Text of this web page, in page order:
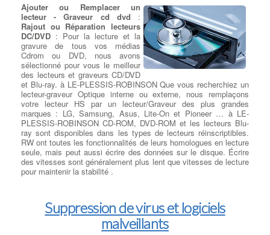
Ajouter ou Remplacer un
lecteur - Graveur cd dvd :
Rajout ou Réparation lecteurs
DC/DVD : Pour la lecture et la
gravure de tous vos médias
Cdrom ou DVD, nous avons
sélectionné pour vous le meilleur
des lecteurs et graveurs CD/DVD
et Blu-ray. à LE-PLESSIS-ROBINSON Que vous recherchiez un
lecteur-graveur Optique interne ou externe, nous remplaçons
votre lecteur HS par un lecteur/Graveur des plus grandes
marques : LG, Samsung, Asus, Lite-On et Pioneer … à LE-
PLESSIS-ROBINSON CD-ROM, DVD-ROM et les lecteurs Blu-
ray sont disponibles dans les types de lecteurs réinscriptibles.
RW ont toutes les fonctionnalités de leurs homologues en lecture
seule, mais peut aussi écrire des données sur le disque. Écrire
des vitesses sont généralement plus lent que vitesses de lecture
pour maintenir la stabilité .
Suppression de virus et logiciels
malveillants